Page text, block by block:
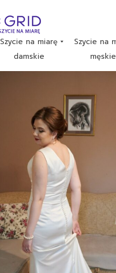
Szycie na miarę
damskie
Szycie na
męskie